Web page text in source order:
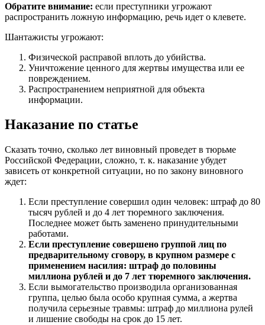
Обратите внимание: если преступники угрожают
распространить ложную информацию, речь идет о клевете.
Шантажисты угрожают:
Физической расправой вплоть до убийства.
Уничтожение ценного для жертвы имущества или ее
повреждением.
Распространением неприятной для объекта
информации.
Наказание по статье
Сказать точно, сколько лет виновный проведет в тюрьме
Российской Федерации, сложно, т. к. наказание убудет
зависеть от конкретной ситуации, но по закону виновного
ждет:
Если преступление совершил один человек: штраф до 80
тысяч рублей и до 4 лет тюремного заключения.
Последнее может быть заменено принудительными
работами.
Если преступление совершено группой лиц по
предварительному сговору, в крупном размере с
применением насилия: штраф до половины
миллиона рублей и до 7 лет тюремного заключения.
Если вымогательство производила организованная
группа, целью была особо крупная сумма, а жертва
получила серьезные травмы: штраф до миллиона рулей
и лишение свободы на срок до 15 лет.